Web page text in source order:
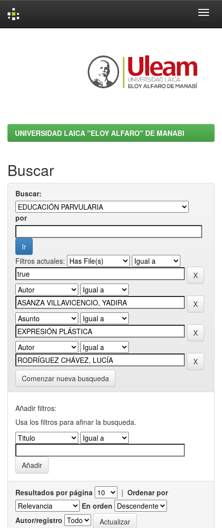
UNIVERSIDAD LAICA "ELOY ALFARO" DE MANABI
Buscar
Buscar:
por
Filtros actuales:
Comenzar nueva busqueda
Añadir filtros:
Usa los filtros para afinar la busqueda.
Resultados por página | Ordenar por
En orden
Autor/registro